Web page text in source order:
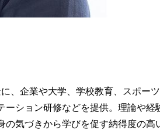
、企業や大学、学校教育、スポー
ション研修などを提供。理論や経
気づきから学びを促す納得度の高